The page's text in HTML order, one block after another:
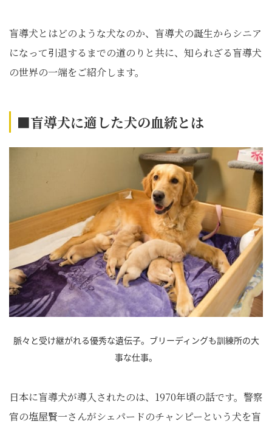
盲導犬とはどのような犬なのか、盲導犬の誕生からシニア
になって引退するまでの道のりと共に、知られざる盲導犬
の世界の一端をご紹介します。
■盲導犬に適した犬の血統とは
脈々と受け継がれる優秀な遺伝子。ブリーディングも訓練所の大
事な仕事。
日本に盲導犬が導入されたのは、1970年頃の話です。警察
官の塩屋賢一さんがシェパードのチャンピーという犬を盲